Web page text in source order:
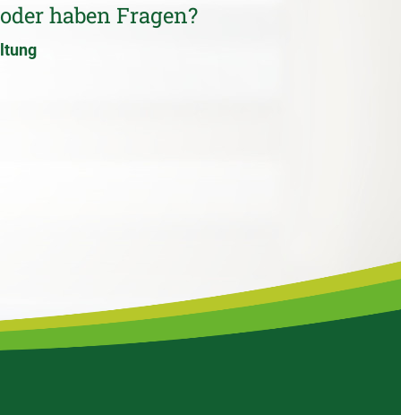
haben Fragen?